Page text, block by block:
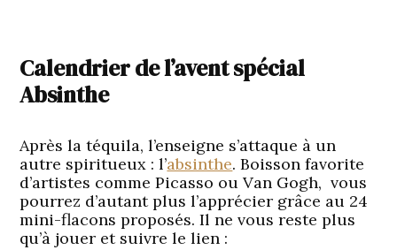
Calendrier de l’avent spécial
Absinthe
Après la téquila, l’enseigne s’attaque à un
autre spiritueux : l’absinthe. Boisson favorite
d’artistes comme Picasso ou Van Gogh, vous
pourrez d’autant plus l’apprécier grâce au 24
mini-flacons proposés. Il ne vous reste plus
qu’à jouer et suivre le lien :